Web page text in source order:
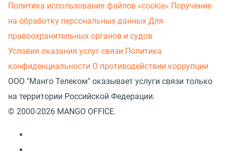
Политика использования файлов «cookie» Поручение
на обработку персональных данных Для
правоохранительных органов и судов
Условия оказания услуг связи Политика
конфиденциальности О противодействии коррупции
ООО "Манго Телеком" оказывает услуги связи только
на территории Российской Федерации.
© 2000-2026 MANGO OFFICE.